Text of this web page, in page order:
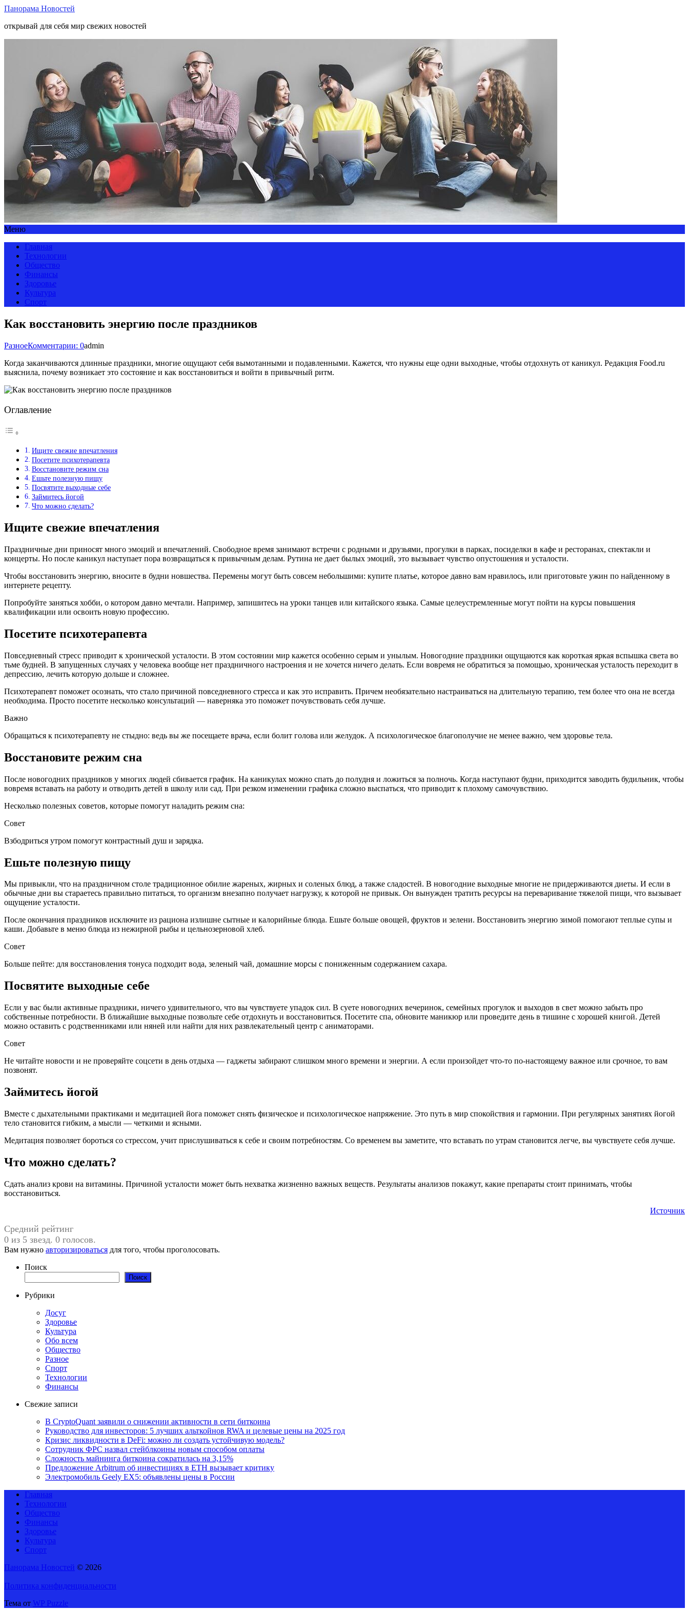
Панорама Новостей
открывай для себя мир свежих новостей
Меню
Главная
Технологии
Общество
Финансы
Здоровье
Культура
Спорт
Как восстановить энергию после праздников
РазноеКомментарии: 0admin
Когда заканчиваются длинные праздники, многие ощущают себя вымотанными и подавленными. Кажется, что нужны еще одни выходные, чтобы отдохнуть от каникул. Редакция Food.ru
выяснила, почему возникает это состояние и как восстановиться и войти в привычный ритм.
Оглавление
Ищите свежие впечатления
Посетите психотерапевта
Восстановите режим сна
Ешьте полезную пищу
Посвятите выходные себе
Займитесь йогой
Что можно сделать?
Ищите свежие впечатления
Праздничные дни приносят много эмоций и впечатлений. Свободное время занимают встречи с родными и друзьями, прогулки в парках, посиделки в кафе и ресторанах, спектакли и
концерты. Но после каникул наступает пора возвращаться к привычным делам. Рутина не дает былых эмоций, это вызывает чувство опустошения и усталости.
Чтобы восстановить энергию, вносите в будни новшества. Перемены могут быть совсем небольшими: купите платье, которое давно вам нравилось, или приготовьте ужин по найденному в
интернете рецепту.
Попробуйте заняться хобби, о котором давно мечтали. Например, запишитесь на уроки танцев или китайского языка. Самые целеустремленные могут пойти на курсы повышения
квалификации или освоить новую профессию.
Посетите психотерапевта
Повседневный стресс приводит к хронической усталости. В этом состоянии мир кажется особенно серым и унылым. Новогодние праздники ощущаются как короткая яркая вспышка света во
тьме будней. В запущенных случаях у человека вообще нет праздничного настроения и не хочется ничего делать. Если вовремя не обратиться за помощью, хроническая усталость переходит в
депрессию, лечить которую дольше и сложнее.
Психотерапевт поможет осознать, что стало причиной повседневного стресса и как это исправить. Причем необязательно настраиваться на длительную терапию, тем более что она не всегда
необходима. Просто посетите несколько консультаций — наверняка это поможет почувствовать себя лучше.
Важно
Обращаться к психотерапевту не стыдно: ведь вы же посещаете врача, если болит голова или желудок. А психологическое благополучие не менее важно, чем здоровье тела.
Восстановите режим сна
После новогодних праздников у многих людей сбивается график. На каникулах можно спать до полудня и ложиться за полночь. Когда наступают будни, приходится заводить будильник, чтобы
вовремя вставать на работу и отводить детей в школу или сад. При резком изменении графика сложно выспаться, что приводит к плохому самочувствию.
Несколько полезных советов, которые помогут наладить режим сна:
Совет
Взбодриться утром помогут контрастный душ и зарядка.
Ешьте полезную пищу
Мы привыкли, что на праздничном столе традиционное обилие жареных, жирных и соленых блюд, а также сладостей. В новогодние выходные многие не придерживаются диеты. И если в
обычные дни вы стараетесь правильно питаться, то организм внезапно получает нагрузку, к которой не привык. Он вынужден тратить ресурсы на переваривание тяжелой пищи, что вызывает
ощущение усталости.
После окончания праздников исключите из рациона излишне сытные и калорийные блюда. Ешьте больше овощей, фруктов и зелени. Восстановить энергию зимой помогают теплые супы и
каши. Добавьте в меню блюда из нежирной рыбы и цельнозерновой хлеб.
Совет
Больше пейте: для восстановления тонуса подходит вода, зеленый чай, домашние морсы с пониженным содержанием сахара.
Посвятите выходные себе
Если у вас были активные праздники, ничего удивительного, что вы чувствуете упадок сил. В суете новогодних вечеринок, семейных прогулок и выходов в свет можно забыть про
собственные потребности. В ближайшие выходные позвольте себе отдохнуть и восстановиться. Посетите спа, обновите маникюр или проведите день в тишине с хорошей книгой. Детей
можно оставить с родственниками или няней или найти для них развлекательный центр с аниматорами.
Совет
Не читайте новости и не проверяйте соцсети в день отдыха — гаджеты забирают слишком много времени и энергии. А если произойдет что-то по-настоящему важное или срочное, то вам
позвонят.
Займитесь йогой
Вместе с дыхательными практиками и медитацией йога поможет снять физическое и психологическое напряжение. Это путь в мир спокойствия и гармонии. При регулярных занятиях йогой
тело становится гибким, а мысли — четкими и ясными.
Медитация позволяет бороться со стрессом, учит прислушиваться к себе и своим потребностям. Со временем вы заметите, что вставать по утрам становится легче, вы чувствуете себя лучше.
Что можно сделать?
Сдать анализ крови на витамины. Причиной усталости может быть нехватка жизненно важных веществ. Результаты анализов покажут, какие препараты стоит принимать, чтобы
восстановиться.
Источник
Средний рейтинг
0 из 5 звезд. 0 голосов.
Вам нужно авторизироваться для того, чтобы проголосовать.
Поиск
Поиск
Рубрики
Досуг
Здоровье
Культура
Обо всем
Общество
Разное
Спорт
Технологии
Финансы
Свежие записи
В CryptoQuant заявили о снижении активности в сети биткоина
Руководство для инвесторов: 5 лучших альткойнов RWA и целевые цены на 2025 год
Кризис ликвидности в DeFi: можно ли создать устойчивую модель?
Сотрудник ФРС назвал стейблкоины новым способом оплаты
Сложность майнинга биткоина сократилась на 3,15%
Предложение Arbitrum об инвестициях в ETH вызывает критику
Электромобиль Geely EX5: объявлены цены в России
Главная
Технологии
Общество
Финансы
Здоровье
Культура
Спорт
Панорама Новостей © 2026
Политика конфиденциальности
Тема от WP Puzzle